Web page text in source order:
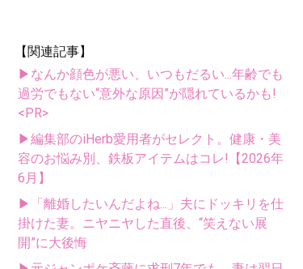
【関連記事】
▶なんか顔色が悪い、いつもだるい...年齢でも
過労でもない“意外な原因”が隠れているかも!
<PR>
▶編集部のiHerb愛用者がセレクト。健康・美
容のお悩み別、鉄板アイテムはコレ!【2026年
6月】
▶「離婚したいんだよね...」夫にドッキリを仕
掛けた妻。ニヤニヤした直後、“笑えない展
開”に大後悔